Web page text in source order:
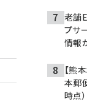
老舗
プサ
情報
【熊
本郵
時点）